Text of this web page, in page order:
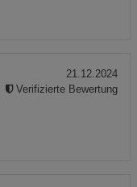
21.12.2024
Verifizierte Bewertung